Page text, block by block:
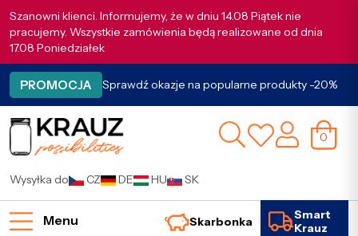
Szanowni klienci. Informujemy, że w dniu 14.08 Piątek nie
pracujemy. Wszystkie zamówienia będą realizowane od dnia
17.08 Poniedziałek
PROMOCJA Sprawdź okazje na popularne produkty -20%
0
Wysyłka do CZ DE HU SK
Menu Skarbonka
Smart
Krauz